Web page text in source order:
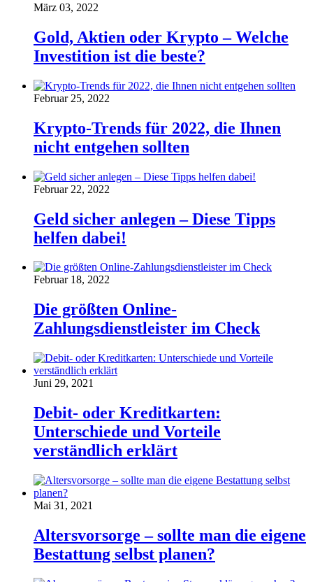
März 03, 2022
Gold, Aktien oder Krypto – Welche
Investition ist die beste?
Februar 25, 2022
Krypto-Trends für 2022, die Ihnen
nicht entgehen sollten
Februar 22, 2022
Geld sicher anlegen – Diese Tipps
helfen dabei!
Februar 18, 2022
Die größten Online-
Zahlungsdienstleister im Check
Juni 29, 2021
Debit- oder Kreditkarten:
Unterschiede und Vorteile
verständlich erklärt
Mai 31, 2021
Altersvorsorge – sollte man die eigene
Bestattung selbst planen?